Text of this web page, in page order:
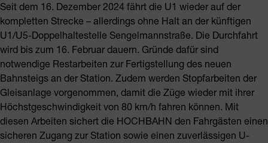
Seit dem 16. Dezember 2024 fährt die U1 wieder auf der
kompletten Strecke – allerdings ohne Halt an der künftigen
U1/U5-Doppelhaltestelle Sengelmannstraße. Die Durchfahrt
wird bis zum 16. Februar dauern. Gründe dafür sind
notwendige Restarbeiten zur Fertigstellung des neuen
Bahnsteigs an der Station. Zudem werden Stopfarbeiten der
Gleisanlage vorgenommen, damit die Züge wieder mit ihrer
Höchstgeschwindigkeit von 80 km/h fahren können. Mit
diesen Arbeiten sichert die HOCHBAHN den Fahrgästen einen
sicheren Zugang zur Station sowie einen zuverlässigen U-